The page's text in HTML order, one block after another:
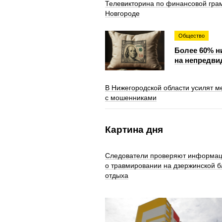
Телевикторина по финансовой
Новгороде
Общество
Более 60%
на
В Нижегородской области усилят
с мошенниками
Картина дня
Следователи проверяют
о травмировании на дзержинской
отдыха